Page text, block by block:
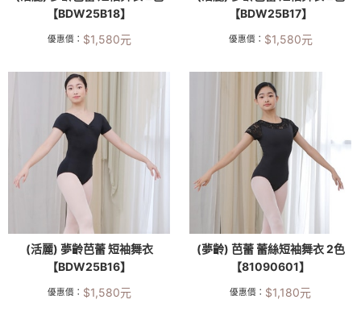
【BDW25B18】
優惠價： $1,580元
【BDW25B17】
優惠價： $1,580元
(活麗) 夢齡芭蕾 短袖舞衣
【BDW25B16】
優惠價： $1,580元
(夢齡) 芭蕾 蕾絲短袖舞衣 2色
【81090601】
優惠價： $1,180元